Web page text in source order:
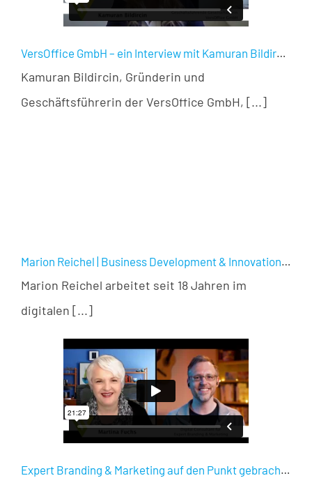
VersOffice GmbH – ein Interview mit Kamuran Bildircin
Kamuran Bildircin, Gründerin und
Geschäftsführerin der VersOffice GmbH, [...]
Marion Reichel | Business Development & Innovation Manager
Marion Reichel arbeitet seit 18 Jahren im
digitalen [...]
Expert Branding & Marketing auf den Punkt gebracht – ein Interview mit Martina Fuchs